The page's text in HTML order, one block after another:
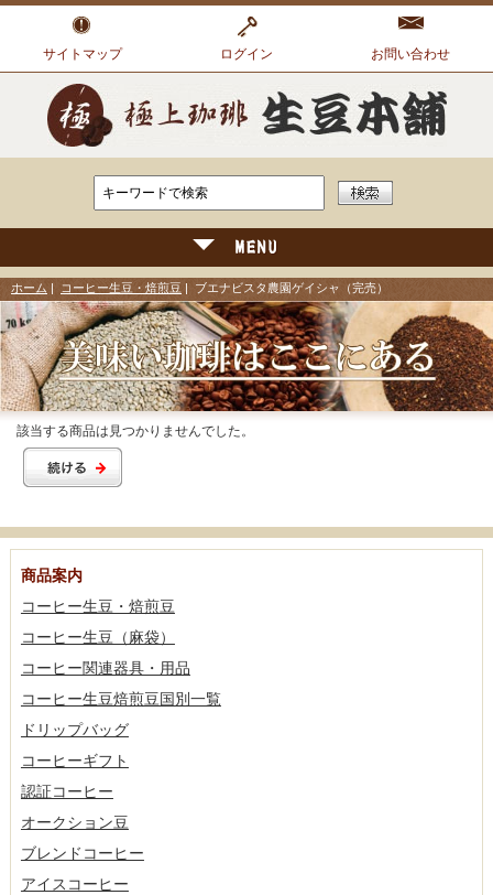
サイトマップ ログイン お問い合わせ
ホーム コーヒー生豆・焙煎豆 | ブエナビスタ農園ゲイシャ（完売）
該当する商品は見つかりませんでした。
商品案内
コーヒー生豆・焙煎豆
コーヒー生豆（麻袋）
コーヒー関連器具・用品
コーヒー生豆焙煎豆国別一覧
ドリップバッグ
コーヒーギフト
認証コーヒー
オークション豆
ブレンドコーヒー
アイスコーヒー